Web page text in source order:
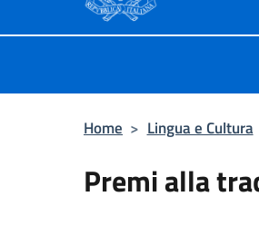
Home > Lingua e Cultura
Premi alla